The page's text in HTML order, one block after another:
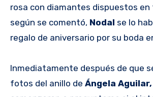
rosa con diamantes dispuestos en
según se comentó, Nodal se lo
regalo de aniversario por su boda
Inmediatamente después de que
fotos del anillo de Ángela Aguilar,